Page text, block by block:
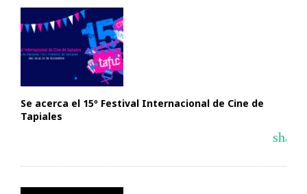
Se acerca el 15º Festival Internacional de Cine de
Tapiales
share